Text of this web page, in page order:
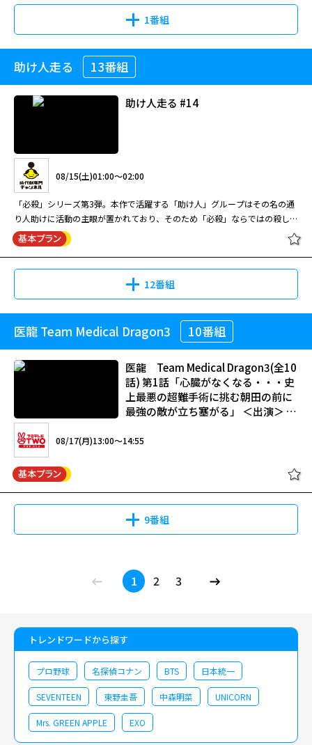
1番組
助け人走る 13番組
助け人走る #14
08/15(土)01:00～02:00
「必殺」シリーズ第3弾。本作で活躍する「助け人」グループはその名の通
り人助けに活動の主眼が置かれており、そのため「必殺」ならではの殺しの
場面はありつつもやや明るい作風に方向転換されている。田村高廣、中谷一
郎、山村聰といったベテラン演技派の名優共演で、味のあるドラマとなっ
見もの。また、前シリーズ『必殺仕置人』の登場人物である中村主水＝
がゲスト出演する第12話は見逃せない。 「よろず助け口御引受処」
武士の遊び人・辻平内（中谷一郎）に、ドブさらいや犬の散歩、留守番など
の町内の雑事を与えて日銭を稼がせてやっていた。だがこの清兵衛、番頭の
利吉(津坂匡章／現・秋野太作)共々、元は盗賊で、表沙汰に出来ない「裏」
の仕事も請け負い、文十郎、平内も人助けのためなら殺しも厭わない凄腕の
12番組
医龍 Team Medical Dragon3 10番組
医龍 Team Medical Dragon3(全10
話) 第1話「心臓がなくなる・・・史
上最悪の超難手術に挑む朝田の前に
最強の敵が立ち塞がる」 ＜出演＞ 坂
部サダヲ／遠藤憲一／岸部一徳／池
08/17(月)13:00～14:55
9番組
1 2 3
トレンドワードから探す
プロ野球 名探偵コナン BTS 日本統一
SEVENTEEN 東野圭吾 中森明菜 UNICORN
Mrs. GREEN APPLE EXO